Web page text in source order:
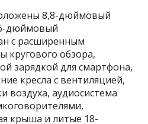
8,8-дюймовый
дюймовый
с расширенным
кругового обзора,
зарядкой для смартфона,
кресла с вентиляцией,
воздуха, аудиосистема
крыша и литые 18-